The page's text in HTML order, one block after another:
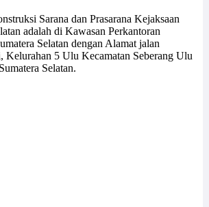
Sarana dan Prasarana Kejaksaan
adalah di Kawasan Perkantoran
Selatan dengan Alamat jalan
Kelurahan 5 Ulu Kecamatan Seberang Ulu
Selatan.